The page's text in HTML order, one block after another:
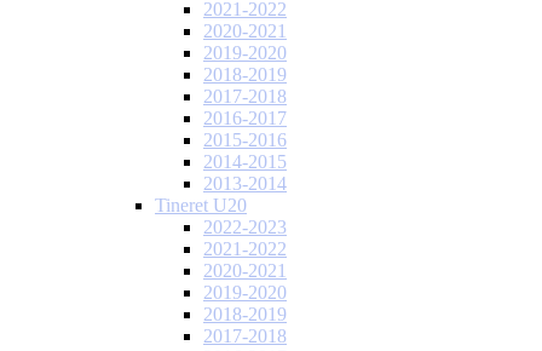
2021-2022
2020-2021
2019-2020
2018-2019
2017-2018
2016-2017
2015-2016
2014-2015
2013-2014
Tineret U20
2022-2023
2021-2022
2020-2021
2019-2020
2018-2019
2017-2018